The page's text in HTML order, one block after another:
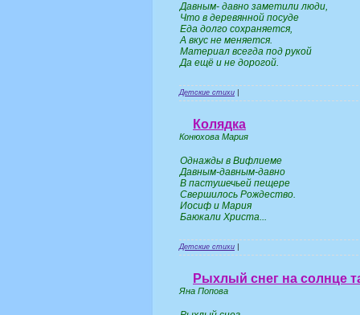
Давным- давно заметили люди,
Что в деревянной посуде
Еда долго сохраняется,
А вкус не меняется.
Материал всегда под рукой
Да ещё и не дорогой.
Детские стихи
Колядка
Конюхова Мария
Однажды в Вифлиеме
Давным-давным-давно
В пастушечьей пещере
Свершилось Рождество.
Иосиф и Мария
Баюкали Христа...
Детские стихи
Рыхлый снег на солнце
Яна Попова